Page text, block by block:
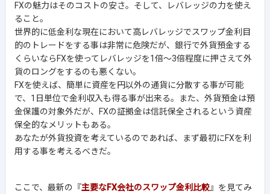
FXの魅力はそのコストの安さ。そして、レバレッジの力を使え
ること。
世界的に低金利な現在において高レバレッジでスワップ金利目
的のトレードをする事は非常に危険だが、銀行で外貨預金する
くらいならFXを使ってレバレッジを1倍～3倍程度に押さえて外
貨のロングをするのも悪くない。
FXを使えば、簡単に資産を円以外の通貨に分散する事が可能
で、1日単位で金利収入も得る事が出来る。また、外貨預金は預
金保護の対象外だが、FXの証拠金は信託保全されるという資産
保全的なメリットもある。
あなたが外貨投資を考えているのであれば、まず最初にFXを利
用する事を考えるべきだ。
ここで、最新の『主要なFX会社のスワップ金利比較』を見てみ